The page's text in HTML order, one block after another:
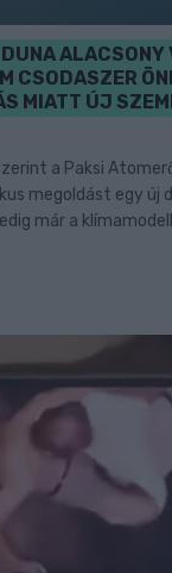
CSODASZER
MIATT ÚJ
a Paksi
megoldást egy új
már a